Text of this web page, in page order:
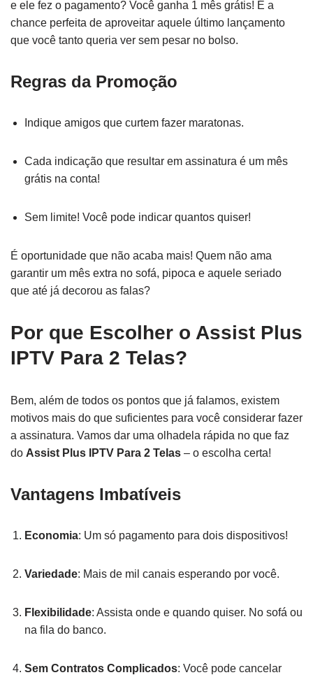
e ele fez o pagamento? Você ganha 1 mês grátis! É a
chance perfeita de aproveitar aquele último lançamento
que você tanto queria ver sem pesar no bolso.
Regras da Promoção
Indique amigos que curtem fazer maratonas.
Cada indicação que resultar em assinatura é um mês
grátis na conta!
Sem limite! Você pode indicar quantos quiser!
É oportunidade que não acaba mais! Quem não ama
garantir um mês extra no sofá, pipoca e aquele seriado
que até já decorou as falas?
Por que Escolher o Assist Plus
IPTV Para 2 Telas?
Bem, além de todos os pontos que já falamos, existem
motivos mais do que suficientes para você considerar fazer
a assinatura. Vamos dar uma olhadela rápida no que faz
do Assist Plus IPTV Para 2 Telas – o escolha certa!
Vantagens Imbatíveis
Economia: Um só pagamento para dois dispositivos!
Variedade: Mais de mil canais esperando por você.
Flexibilidade: Assista onde e quando quiser. No sofá ou
na fila do banco.
Sem Contratos Complicados: Você pode cancelar